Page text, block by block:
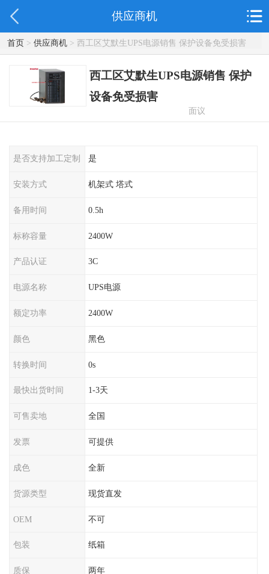
供应商机
首页> 供应商机> 西工区艾默生UPS电源销售 保护设备免受损害
西工区艾默生UPS电源销售 保护
设备免受损害
面议
是否支持加工定制 是
安装方式 机架式 塔式
备用时间 0.5h
标称容量 2400W
产品认证 3C
电源名称 UPS电源
额定功率 2400W
颜色 黑色
转换时间 0s
最快出货时间 1-3天
可售卖地 全国
发票 可提供
成色 全新
货源类型 现货直发
OEM 不可
包装 纸箱
质保 两年